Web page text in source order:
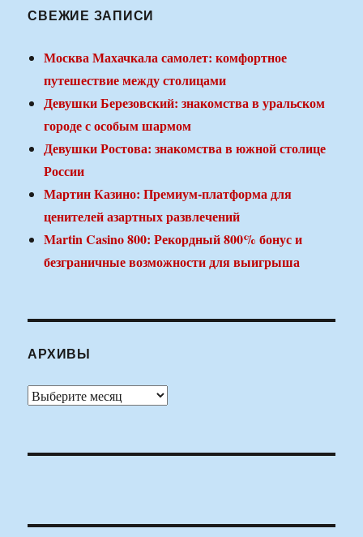
СВЕЖИЕ ЗАПИСИ
Москва Махачкала самолет: комфортное
путешествие между столицами
Девушки Березовский: знакомства в уральском
городе с особым шармом
Девушки Ростова: знакомства в южной столице
России
Мартин Казино: Премиум-платформа для
ценителей азартных развлечений
Martin Casino 800: Рекордный 800% бонус и
безграничные возможности для выигрыша
АРХИВЫ
Архивы